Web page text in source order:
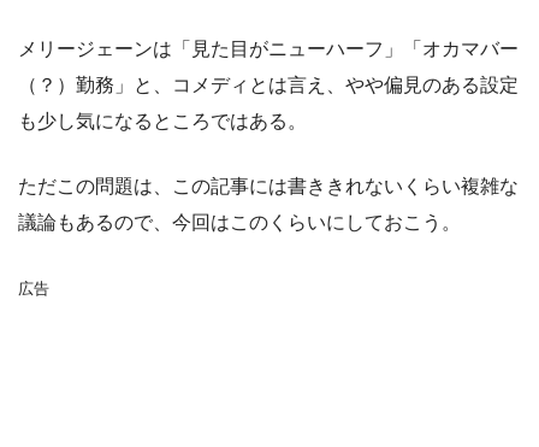
メリージェーンは「見た目がニューハーフ」「オカマバー
（？）勤務」と、コメディとは言え、やや偏見のある設定
も少し気になるところではある。
ただこの問題は、この記事には書ききれないくらい複雑な
議論もあるので、今回はこのくらいにしておこう。
広告